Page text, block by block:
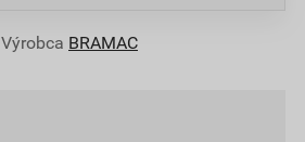
Výrobca BRAMAC